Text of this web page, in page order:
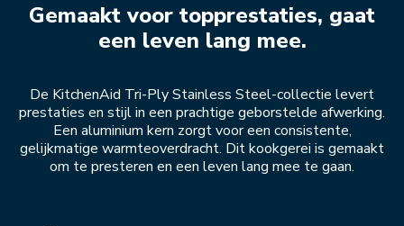
Gemaakt voor topprestaties, gaat
een leven lang mee.
De KitchenAid Tri-Ply Stainless Steel-collectie levert
prestaties en stijl in een prachtige geborstelde afwerking.
Een aluminium kern zorgt voor een consistente,
gelijkmatige warmteoverdracht. Dit kookgerei is gemaakt
om te presteren en een leven lang mee te gaan.